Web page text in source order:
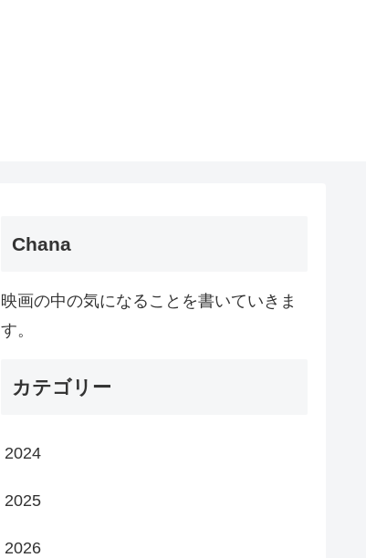
Chana
映画の中の気になることを書いていきま
す。
カテゴリー
2024
2025
2026